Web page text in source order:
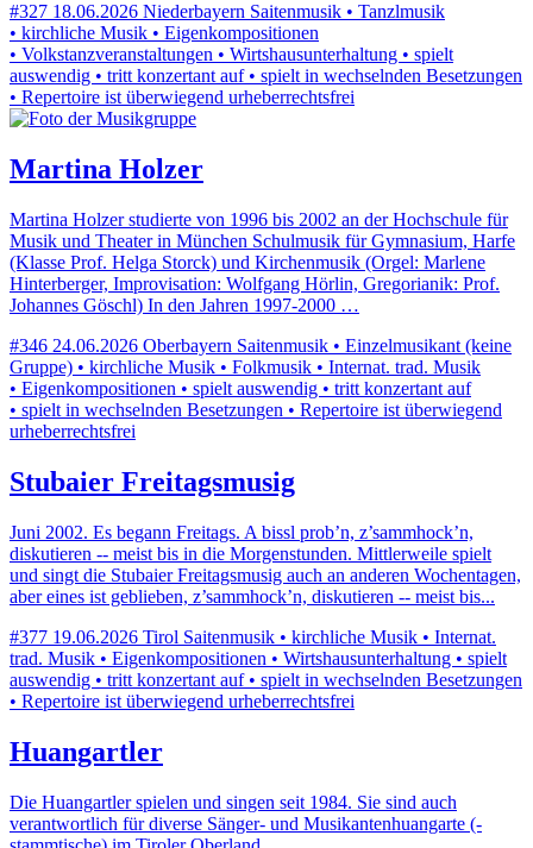
#327 18.06.2026 Niederbayern Saitenmusik • Tanzlmusik
• kirchliche Musik • Eigenkompositionen
• Volkstanzveranstaltungen • Wirtshausunterhaltung • spielt
auswendig • tritt konzertant auf • spielt in wechselnden Besetzungen
• Repertoire ist überwiegend urheberrechtsfrei
Martina Holzer
Martina Holzer studierte von 1996 bis 2002 an der Hochschule für
Musik und Theater in München Schulmusik für Gymnasium, Harfe
(Klasse Prof. Helga Storck) und Kirchenmusik (Orgel: Marlene
Hinterberger, Improvisation: Wolfgang Hörlin, Gregorianik: Prof.
Johannes Göschl) In den Jahren 1997-2000 …
#346 24.06.2026 Oberbayern Saitenmusik • Einzelmusikant (keine
Gruppe) • kirchliche Musik • Folkmusik • Internat. trad. Musik
• Eigenkompositionen • spielt auswendig • tritt konzertant auf
• spielt in wechselnden Besetzungen • Repertoire ist überwiegend
urheberrechtsfrei
Stubaier Freitagsmusig
Juni 2002. Es begann Freitags. A bissl prob’n, z’sammhock’n,
diskutieren -- meist bis in die Morgenstunden. Mittlerweile spielt
und singt die Stubaier Freitagsmusig auch an anderen Wochentagen,
aber eines ist geblieben, z’sammhock’n, diskutieren -- meist bis...
#377 19.06.2026 Tirol Saitenmusik • kirchliche Musik • Internat.
trad. Musik • Eigenkompositionen • Wirtshausunterhaltung • spielt
auswendig • tritt konzertant auf • spielt in wechselnden Besetzungen
• Repertoire ist überwiegend urheberrechtsfrei
Huangartler
Die Huangartler spielen und singen seit 1984. Sie sind auch
verantwortlich für diverse Sänger- und Musikantenhuangarte (-